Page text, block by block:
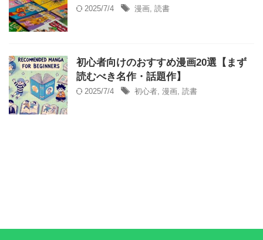
2025/7/4 漫画, 読書
初心者向けのおすすめ漫画20選【まず
読むべき名作・話題作】
2025/7/4 初心者, 漫画, 読書